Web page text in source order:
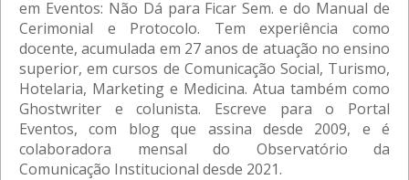
em Eventos: Não Dá para Ficar Sem. e do Manual de
Cerimonial e Protocolo. Tem experiência como
docente, acumulada em 27 anos de atuação no ensino
superior, em cursos de Comunicação Social, Turismo,
Hotelaria, Marketing e Medicina. Atua também como
Ghostwriter e colunista. Escreve para o Portal
Eventos, com blog que assina desde 2009, e é
colaboradora mensal do Observatório da
Comunicação Institucional desde 2021.